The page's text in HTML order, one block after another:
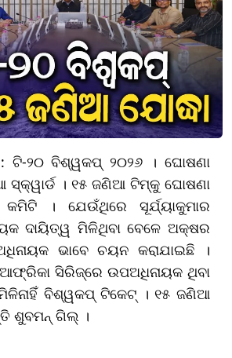
ଟି-୨୦ ବିଶ୍ୱକପ୍‌ ୨୦୨୬ । ଘୋଷଣା
। ୧୫ ଜଣିଆ ଟିମ୍‌କୁ ଘୋଷଣା
। ଯେଉଁଥିରେ ସୂର୍ଯ୍ୟାକୁମାର
ଦାୟିତ୍ୱ ମିଳିଥିବା ବେଳେ ଅକ୍ଷର
ଭାବେ ଚୟନ କରାଯାଇଛି ।
ସିରିଜ୍‌ରେ ଉପଅଧିନାୟକ ଥିବା
ବିଶ୍ୱକପ୍‌ ଟିକେଟ୍‌ । ୧୫ ଜଣିଆ
ଶୁବମନ୍‌ ଗିଲ୍‌ ।